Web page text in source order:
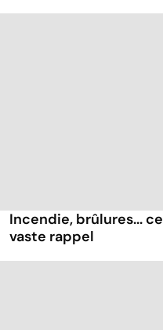
Incendie, brûlures...
vaste rappel